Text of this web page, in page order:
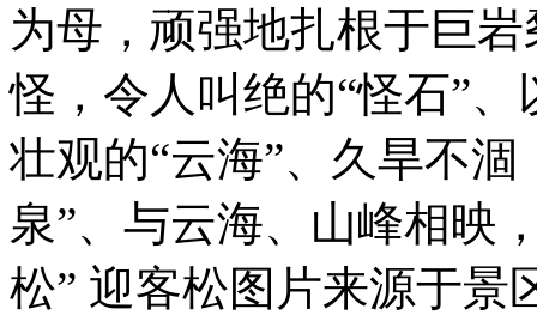
为母，顽强地扎根于巨
怪，令人叫绝的“怪石”
壮观的“云海”、久旱不
泉”、与云海、山峰相映
松” 迎客松图片来源于景